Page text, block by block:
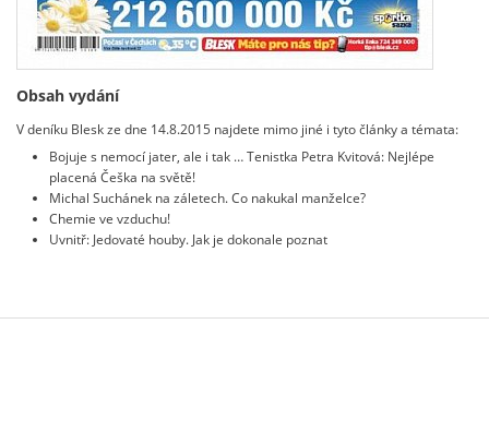
Obsah vydání
V deníku Blesk ze dne 14.8.2015 najdete mimo jiné i tyto články a témata:
Bojuje s nemocí jater, ale i tak … Tenistka Petra Kvitová: Nejlépe
placená Češka na světě!
Michal Suchánek na záletech. Co nakukal manželce?
Chemie ve vzduchu!
Uvnitř: Jedovaté houby. Jak je dokonale poznat